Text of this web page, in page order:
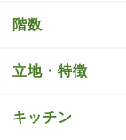
階数
立地・特徴
キッチン